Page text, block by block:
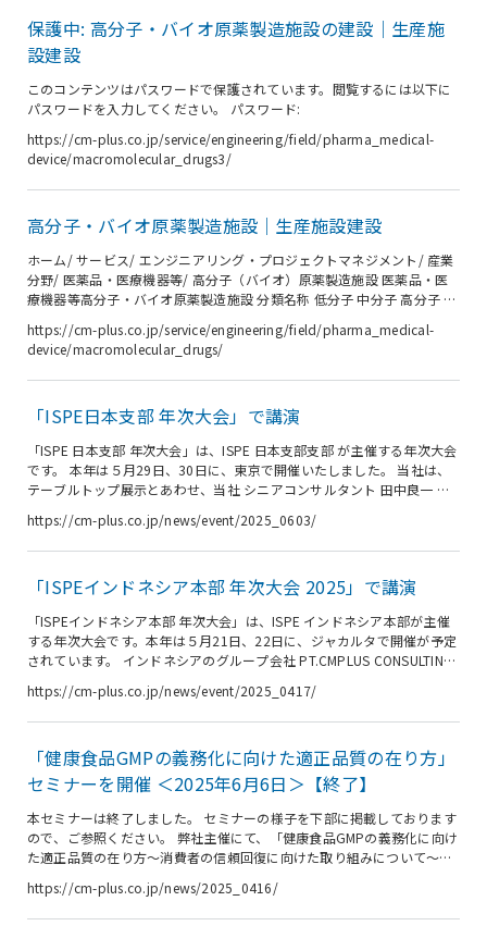
培養原薬を高分子...
保護中: 高分子・バイオ原薬製造施設の建設｜生産施
設建設
このコンテンツはパスワードで保護されています。閲覧するには以下に
パスワードを入力してください。 パスワード:
https://cm-plus.co.jp/service/engineering/field/pharma_medical-
device/macromolecular_drugs3/
高分子・バイオ原薬製造施設｜生産施設建設
ホーム/ サービス/ エンジニアリング・プロジェクトマネジメント/ 産業
分野/ 医薬品・医療機器等/ 高分子（バイオ）原薬製造施設 医薬品・医
療機器等高分子・バイオ原薬製造施設 分類名称 低分子 中分子 高分子 分
医薬 抗体医薬 ワクチン 主な製造方法 有機合成 ペプチド合成 核酸合成
微生物培養 動物細胞培養 高分子（バイオ）原薬は主に微生物培養原薬
と動物細胞培養原薬があり、遺伝子組み換えやセルバンク、細胞培養、
体、酵素、ホルモン、インターフ...
https://cm-plus.co.jp/service/engineering/field/pharma_medical-
device/macromolecular_drugs/
「ISPE日本支部 年次大会」で講演
「ISPE 日本支部 年次大会」は、ISPE 日本支部支部 が主催する年次大会
です。 本年は５月29日、30日に、東京で開催いたしました。 当社は、
テーブルトップ展示とあわせ、当社 シニアコンサルタント 田中良一 に
業者等による製造業者の管理の必要性」を実施しました。 展示ならびに
講演内容が、お客様が抱える課題の解決に一助となれば幸いです。
https://cm-plus.co.jp/news/event/2025_0603/
「ISPEインドネシア本部 年次大会 2025」で講演
「ISPEインドネシア本部 年次大会」は、ISPE インドネシア本部が主催
する年次大会です。本年は５月21日、22日に、ジャカルタで開催が予定
されています。 インドネシアのグループ会社 PT.CMPLUS CONSULTING
ンサーとして協賛しております。 この講演では、当社プロジェクトマネ
ージャーであり、ISPE でも EM COPリーダーを務める 須賀 康之が登壇
Track - Title Project Management of Renova...
https://cm-plus.co.jp/news/event/2025_0417/
「健康食品GMPの義務化に向けた適正品質の在り方」
セミナーを開催 ＜2025年6月6日＞【終了】
本セミナーは終了しました。 セミナーの様子を下部に掲載しております
ので、ご参照ください。 弊社主催にて、「健康食品GMPの義務化に向け
た適正品質の在り方～消費者の信頼回復に向けた取り組みについて～」
健の西端様をお招きし、GMPへの取り組み事例をお話しいただく他、弊
社GMPコンサルタントの田中から「健康食品の製造管理・品質管理
https://cm-plus.co.jp/news/2025_0416/